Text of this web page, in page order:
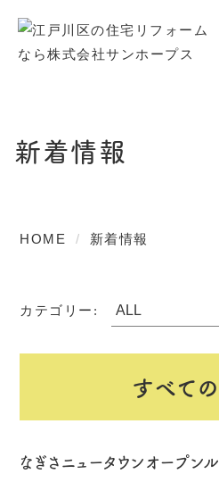
新着情報
HOME 新着情報
カテゴリー:
すべて
なぎさニュータウンオープン